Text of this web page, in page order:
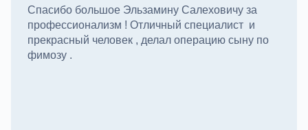
Спасибо большое Эльзамину Салеховичу за
профессионализм ! Отличный специалист и
прекрасный человек , делал операцию сыну по
фимозу .